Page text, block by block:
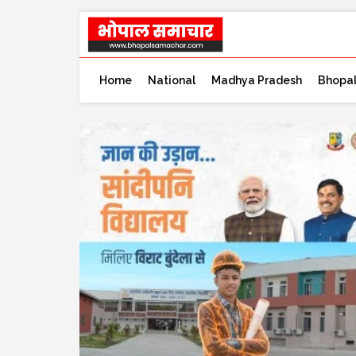
Home National Madhya Pradesh Bhopal